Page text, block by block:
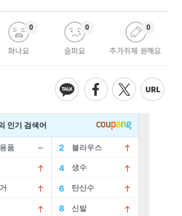
화나요
0
슬퍼요
0
추가취재 원해요
0